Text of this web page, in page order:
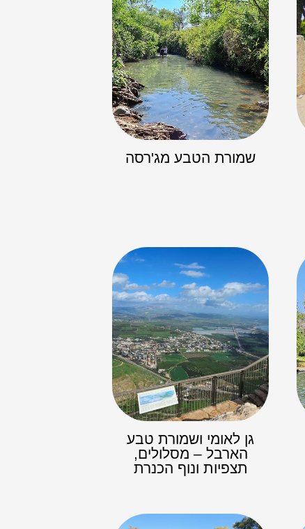
שמורת הטבע מג'רסה
גן לאומי ושמורת טבע
הארבל – מסלולים,
תצפיות ונוף הכנרת